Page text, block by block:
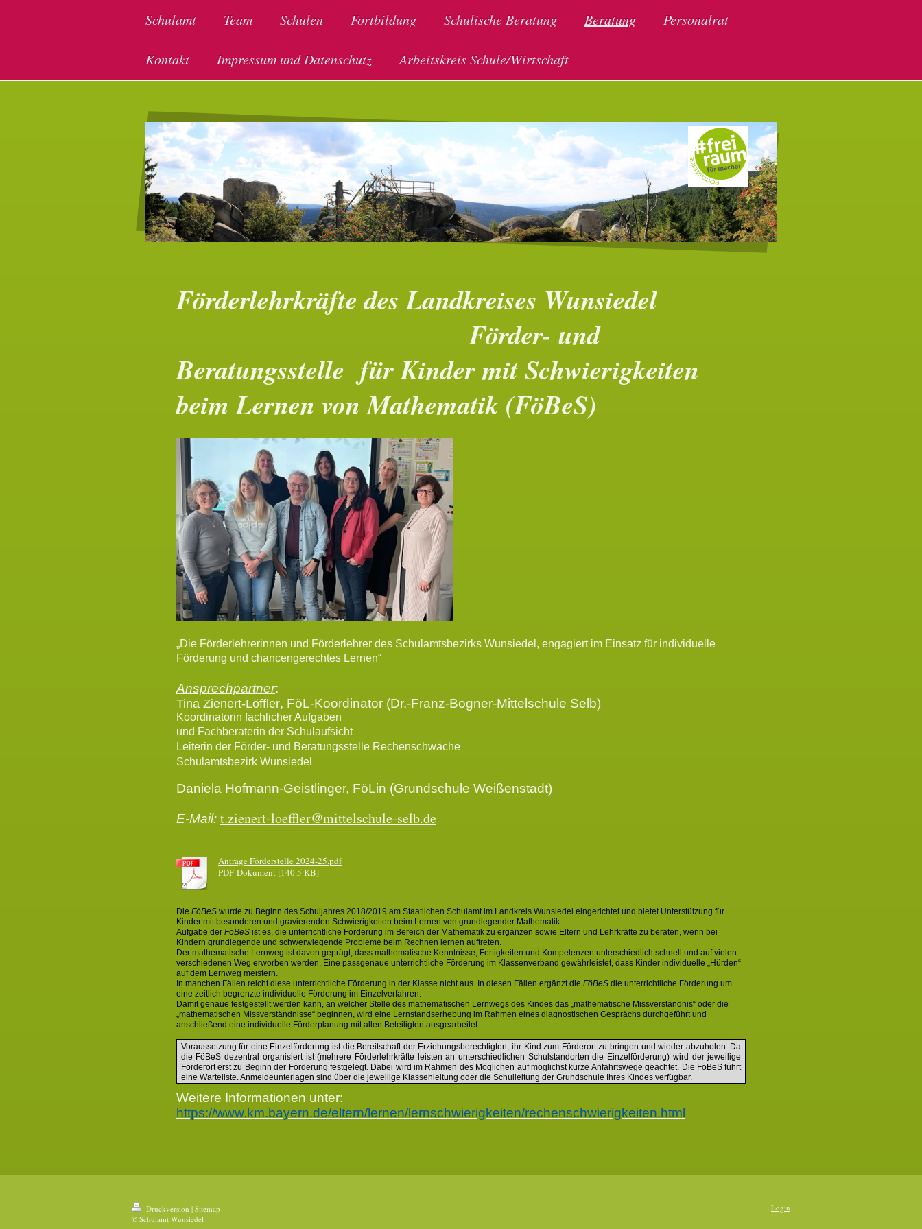
Schulamt Team Schulen Fortbildung Schulische Beratung Beratung Personalrat
Kontakt Impressum und Datenschutz Arbeitskreis Schule/Wirtschaft
Förderlehrkräfte des Landkreises Wunsiedel
Förder- und
Beratungsstelle für Kinder mit Schwierigkeiten
beim Lernen von Mathematik (FöBeS)
„Die Förderlehrerinnen und Förderlehrer des Schulamtsbezirks Wunsiedel, engagiert im Einsatz für individuelle
Förderung und chancengerechtes Lernen“
Ansprechpartner:
Tina Zienert-Löffler, FöL-Koordinator (Dr.-Franz-Bogner-Mittelschule Selb)
Koordinatorin fachlicher Aufgaben
und Fachberaterin der Schulaufsicht
Leiterin der Förder- und Beratungsstelle Rechenschwäche
Schulamtsbezirk Wunsiedel
Daniela Hofmann-Geistlinger, FöLin (Grundschule Weißenstadt)
E-Mail: t.zienert-loeffler@mittelschule-selb.de
Anträge Förderstelle 2024-25.pdf
PDF-Dokument [140.5 KB]
Die FöBeS wurde zu Beginn des Schuljahres 2018/2019 am Staatlichen Schulamt im Landkreis Wunsiedel eingerichtet und bietet Unterstützung für
Kinder mit besonderen und gravierenden Schwierigkeiten beim Lernen von grundlegender Mathematik.
Aufgabe der FöBeS ist es, die unterrichtliche Förderung im Bereich der Mathematik zu ergänzen sowie Eltern und Lehrkräfte zu beraten, wenn bei
Kindern grundlegende und schwerwiegende Probleme beim Rechnen lernen auftreten.
Der mathematische Lernweg ist davon geprägt, dass mathematische Kenntnisse, Fertigkeiten und Kompetenzen unterschiedlich schnell und auf vielen
verschiedenen Weg erworben werden. Eine passgenaue unterrichtliche Förderung im Klassenverband gewährleistet, dass Kinder individuelle „Hürden“
auf dem Lernweg meistern.
In manchen Fällen reicht diese unterrichtliche Förderung in der Klasse nicht aus. In diesen Fällen ergänzt die FöBeS die unterrichtliche Förderung um
eine zeitlich begrenzte individuelle Förderung im Einzelverfahren.
Damit genaue festgestellt werden kann, an welcher Stelle des mathematischen Lernwegs des Kindes das „mathematische Missverständnis“ oder die
„mathematischen Missverständnisse“ beginnen, wird eine Lernstandserhebung im Rahmen eines diagnostischen Gesprächs durchgeführt und
anschließend eine individuelle Förderplanung mit allen Beteiligten ausgearbeitet.
Voraussetzung für eine Einzelförderung ist die Bereitschaft der Erziehungsberechtigten, ihr Kind zum Förderort zu bringen und wieder abzuholen. Da
die FöBeS dezentral organisiert ist (mehrere Förderlehrkräfte leisten an unterschiedlichen Schulstandorten die Einzelförderung) wird der jeweilige
Förderort erst zu Beginn der Förderung festgelegt. Dabei wird im Rahmen des Möglichen auf möglichst kurze Anfahrtswege geachtet. Die FöBeS führt
eine Warteliste. Anmeldeunterlagen sind über die jeweilige Klassenleitung oder die Schulleitung der Grundschule Ihres Kindes verfügbar.
Weitere Informationen unter:
https://www.km.bayern.de/eltern/lernen/lernschwierigkeiten/rechenschwierigkeiten.html
Druckversion | Sitemap
© Schulamt Wunsiedel
Login